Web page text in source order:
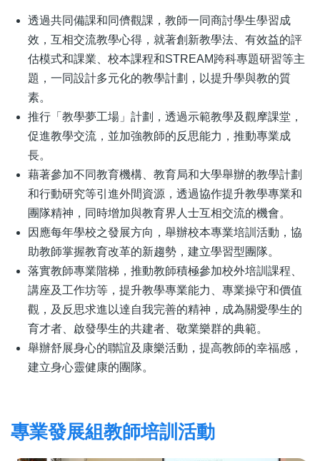
透過共同備課和同儕觀課，教師一同商討學生學習成
效，互相交流教學心得，就著創新教學法、有效益的評
估模式和課業、校本課程和STREAM跨科專題研習等主
題，一同設計多元化的教學計劃，以提升學與教的質
素。
推行「教學夢工場」計劃，透過示範教學及觀摩課堂，
促進教學交流，並加強教師的反思能力，推動專業成
長。
藉著參加不同教育機構、教育局和大學舉辦的教學計劃
和行動研究等引進外間資源，透過協作提升教學專業和
團隊精神，同時增加與教育界人士互相交流的機會。
因應每年學校之發展方向，舉辦校本專業培訓活動，協
助教師掌握教育改革的新趨勢，建立學習型團隊。
落實教師專業階梯，推動教師積極參加校外培訓課程、
講座及工作坊等，提升教學專業能力、專業操守和價值
觀，及反思求進以達自我完善的精神，成為關愛學生的
育才者、啟發學生的共建者、敬業樂群的典範。
舉辦舒展身心的聯誼及康樂活動，提高教師的幸福感，
建立身心靈健康的團隊。
專業發展組教師培訓活動